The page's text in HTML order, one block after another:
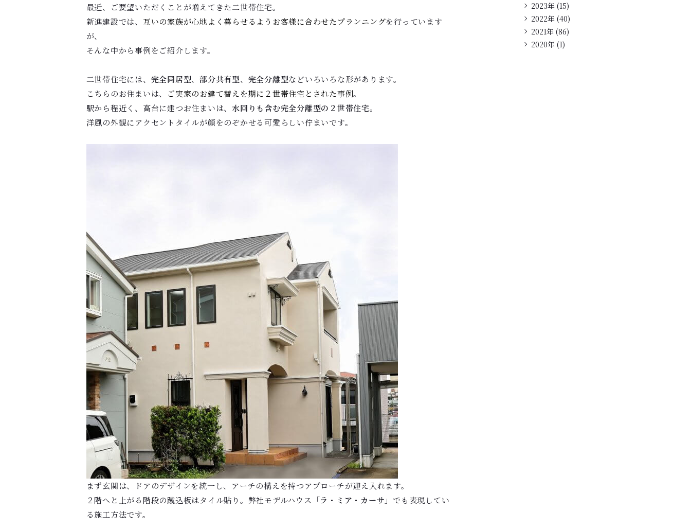
最近、ご要望いただくことが増えてきた二世帯住宅。
新進建設では、 互いの家族が心地よく暮らせるようお客様に合わせたプランニングを行っています
が、
そんな中から事例をご紹介します。
二世帯住宅には、 完全同居型、 部分共有型、 完全分離型などいろいろな形があります。
こちらのお住まいは、 ご実家のお建て替えを期に２世帯住宅とされた事例。
駅から程近く、高台に建つお住まいは、 水回りも含む完全分離型の２世帯住宅。
洋風の外観にアクセントタイルが顔をのぞかせる可愛らしい佇まいです。
まず玄関は、ドアのデザインを統一し、アーチの構えを持つアプローチが迎え入れます。
２階へと上がる階段の蹴込板はタイル貼り。弊社モデルハウス「ラ・ミア・カーサ 」でも表現してい
る施工方法です。
2023年 (15)
2022年 (40)
2021年 (86)
2020年 (1)